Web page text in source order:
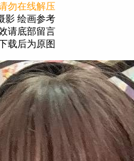
勿在线解压
影 绘画参考
请底部留言
载后为原图